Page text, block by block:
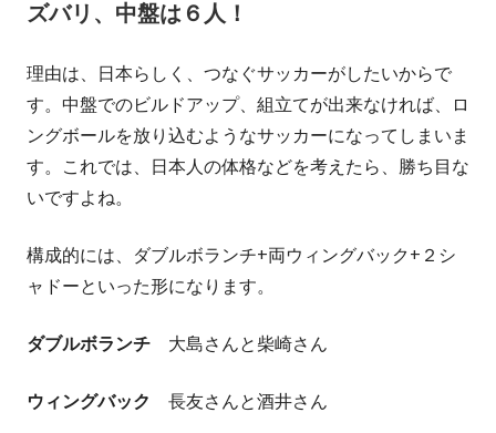
ズバリ、中盤は６人！
理由は、日本らしく、つなぐサッカーがしたいからで
す。中盤でのビルドアップ、組立てが出来なければ、ロ
ングボールを放り込むようなサッカーになってしまいま
す。これでは、日本人の体格などを考えたら、勝ち目な
いですよね。
構成的には、ダブルボランチ+両ウィングバック+２シ
ャドーといった形になります。
ダブルボランチ 大島さんと柴崎さん
ウィングバック 長友さんと酒井さん